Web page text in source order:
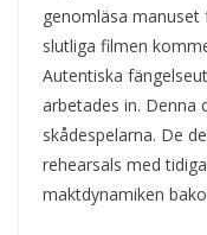
genomläsa manuset
slutliga filmen
Autentiska
arbetades in. Denna
skådespelarna. De
rehearsals med
maktdynamiken